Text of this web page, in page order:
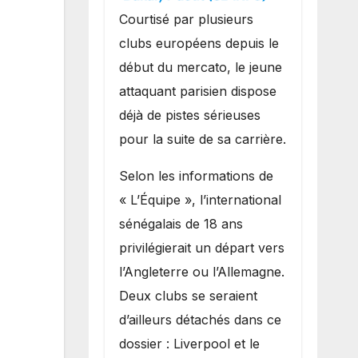
positionnent en
favoris pour
recruter Ibrahim
Mbaye
Courtisé par plusieurs
clubs européens depuis le
début du mercato, le jeune
attaquant parisien dispose
déjà de pistes sérieuses
pour la suite de sa carrière.
Selon les informations de
« L’Équipe », l’international
sénégalais de 18 ans
privilégierait un départ vers
l’Angleterre ou l’Allemagne.
Deux clubs se seraient
d’ailleurs détachés dans ce
dossier : Liverpool et le